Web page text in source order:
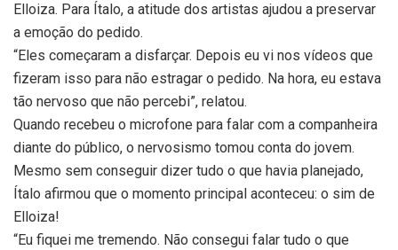
Elloiza. Para Ítalo, a atitude dos artistas ajudou a preservar
a emoção do pedido.
“Eles começaram a disfarçar. Depois eu vi nos vídeos que
fizeram isso para não estragar o pedido. Na hora, eu estava
tão nervoso que não percebi”, relatou.
Quando recebeu o microfone para falar com a companheira
diante do público, o nervosismo tomou conta do jovem.
Mesmo sem conseguir dizer tudo o que havia planejado,
Ítalo afirmou que o momento principal aconteceu: o sim de
Elloiza!
“Eu fiquei me tremendo. Não consegui falar tudo o que